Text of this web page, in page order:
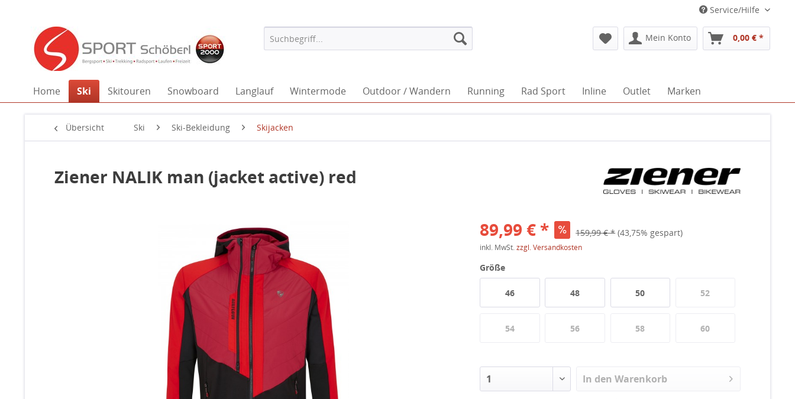
Service/Hilfe
Mein Konto 0,00 € *
Home Ski Skitouren Snowboard Langlauf Wintermode Outdoor / Wandern Running Rad Sport Inline Outlet Marken
Übersicht Ski Ski-Bekleidung Skijacken
Ziener NALIK man (jacket active) red
89,99 € * 159,99 € * (43,75% gespart)
inkl. MwSt.zzgl. Versandkosten
Größe
46 48 50 52
54 56 58 60
In den Warenkorb